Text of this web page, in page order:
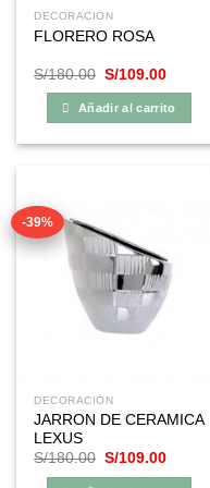
DECORACIÓN
FLORERO ROSA
S/180.00 El
original
era:
S/109.00El
actual
es:
Añadir al carrito
-39%
DECORACIÓN
JARRON DE CERAMICA
LEXUS
S/180.00 El
S/109.00El